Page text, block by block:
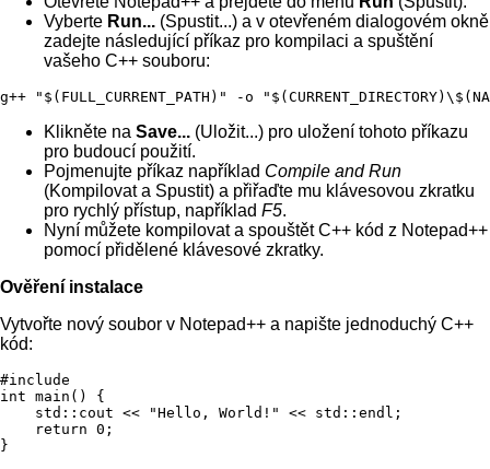
Vyberte Run... (Spustit...) a v otevřeném dialogovém okně
zadejte následující příkaz pro kompilaci a spuštění
vašeho C++ souboru:
g++ "$(FULL_CURRENT_PATH)" -o
Klikněte na Save... (Uložit...) pro uložení tohoto příkazu
pro budoucí použití.
Pojmenujte příkaz například Compile and Run
(Kompilovat a Spustit) a přiřaďte mu klávesovou zkratku
pro rychlý přístup, například F5.
Nyní můžete kompilovat a spouštět C++ kód z Notepad++
pomocí přidělené klávesové zkratky.
Ověření instalace
Vytvořte nový soubor v Notepad++ a napište jednoduchý C++
kód:
#include
int main() {
    std::cout << "Hello, World!" << std::endl;
    return 0;